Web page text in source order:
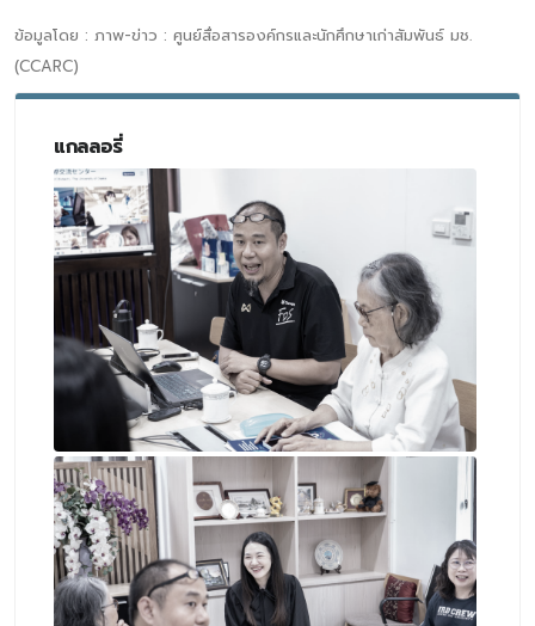
ข้อมูลโดย : ภาพ-ข่าว : ศูนย์สื่อสารองค์กรและนักศึกษาเก่าสัมพันธ์ มช.
(CCARC)
แกลลอรี่